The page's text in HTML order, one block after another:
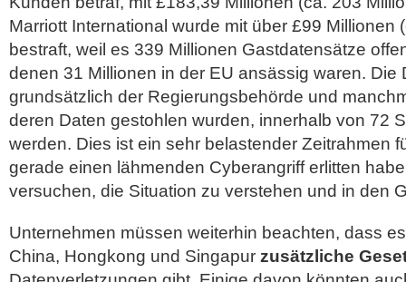
Marriott International wurde mit über £99 Millionen
bestraft, weil es 339 Millionen Gastdatensätze
denen 31 Millionen in der EU ansässig waren. Die
grundsätzlich der Regierungsbehörde und
deren Daten gestohlen wurden, innerhalb von 72
werden. Dies ist ein sehr belastender Zeitrahmen
gerade einen lähmenden Cyberangriff erlitten
versuchen, die Situation zu verstehen und in den
Unternehmen müssen weiterhin beachten, dass
China, Hongkong und Singapur zusätzliche